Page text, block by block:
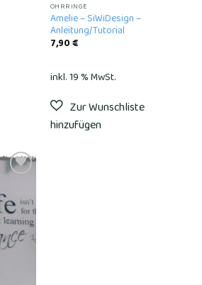
OHRRINGE
Amelie – SiWiDesign –
Anleitung/Tutorial
7,90€
inkl. 19 % MwSt.
Add to
wishlist